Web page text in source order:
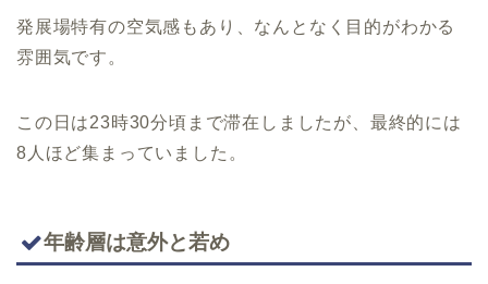
発展場特有の空気感もあり、なんとなく目的がわかる
雰囲気です。
この日は23時30分頃まで滞在しましたが、最終的には
8人ほど集まっていました。
年齢層は意外と若め